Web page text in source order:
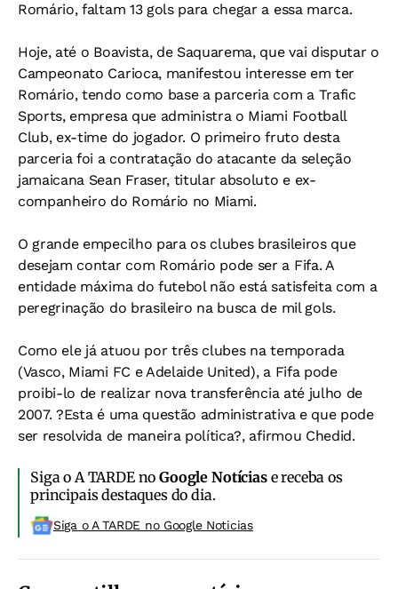
Romário, faltam 13 gols para chegar a essa marca.
Hoje, até o Boavista, de Saquarema, que vai disputar o
Campeonato Carioca, manifestou interesse em ter
Romário, tendo como base a parceria com a Trafic
Sports, empresa que administra o Miami Football
Club, ex-time do jogador. O primeiro fruto desta
parceria foi a contratação do atacante da seleção
jamaicana Sean Fraser, titular absoluto e ex-
companheiro do Romário no Miami.
O grande empecilho para os clubes brasileiros que
desejam contar com Romário pode ser a Fifa. A
entidade máxima do futebol não está satisfeita com a
peregrinação do brasileiro na busca de mil gols.
Como ele já atuou por três clubes na temporada
(Vasco, Miami FC e Adelaide United), a Fifa pode
proibi-lo de realizar nova transferência até julho de
2007. ?Esta é uma questão administrativa e que pode
ser resolvida de maneira política?, afirmou Chedid.
Siga o A TARDE noGoogle Notíciase receba os
principais destaques do dia.
Siga o A TARDE no Google Noticias